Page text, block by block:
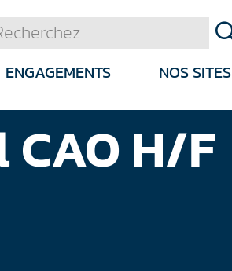
ENGAGEMENTS NOS SITES
H/F